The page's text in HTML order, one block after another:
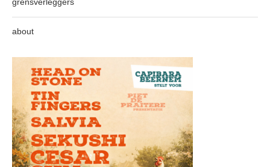
grensverleggers
about